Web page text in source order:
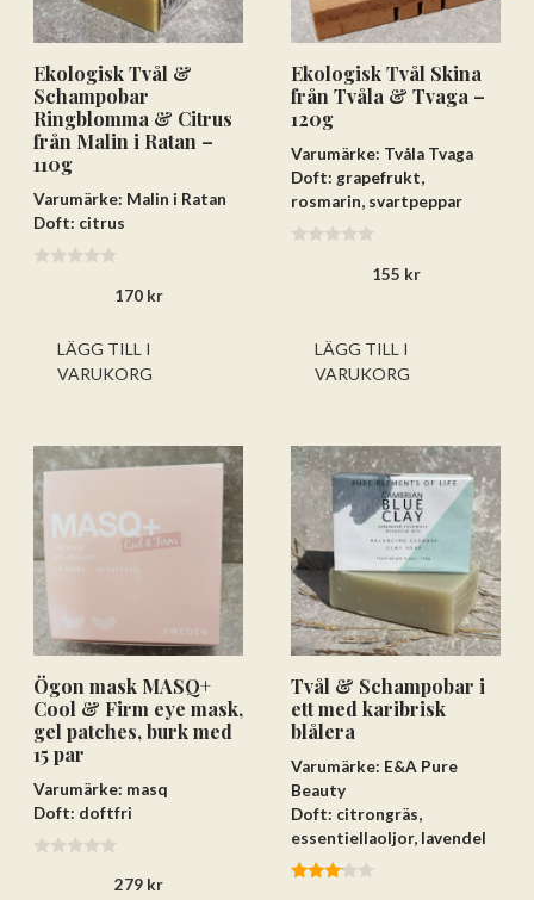
Ekologisk Tvål &
Schampobar
Ringblomma & Citrus
från Malin i Ratan –
110g
Varumärke: Malin i Ratan
Doft: citrus
170 kr
LÄGG TILL I
VARUKORG
Ekologisk Tvål Skina
från Tvåla & Tvaga –
120g
Varumärke: Tvåla Tvaga
Doft: grapefrukt,
rosmarin, svartpeppar
155 kr
LÄGG TILL I
VARUKORG
Ögon mask MASQ+
Cool & Firm eye mask,
gel patches, burk med
15 par
Varumärke: masq
Doft: doftfri
279 kr
Tvål & Schampobar i
ett med karibrisk
blålera
Varumärke: E&A Pure
Beauty
Doft: citrongräs,
essentiellaoljor, lavendel